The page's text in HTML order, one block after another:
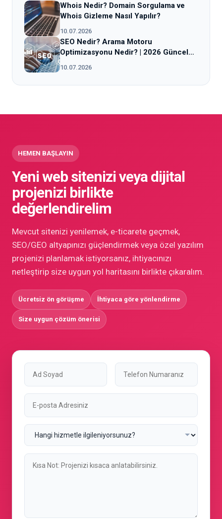
Whois Nedir? Domain Sorgulama ve
Whois Gizleme Nasıl Yapılır?
10.07.2026
SEO Nedir? Arama Motoru
Optimizasyonu Nedir? | 2026 Güncel
10.07.2026
HEMEN BAŞLAYIN
Yeni web sitenizi veya dijital
projenizi birlikte
değerlendirelim
Mevcut sitenizi yenilemek, e-ticarete geçmek,
SEO/GEO altyapınızı güçlendirmek veya özel yazılım
projenizi planlamak istiyorsanız, ihtiyacınızı
netleştirip size uygun yol haritasını birlikte çıkaralım.
Ücretsiz ön görüşme İhtiyaca göre yönlendirme
Size uygun çözüm önerisi